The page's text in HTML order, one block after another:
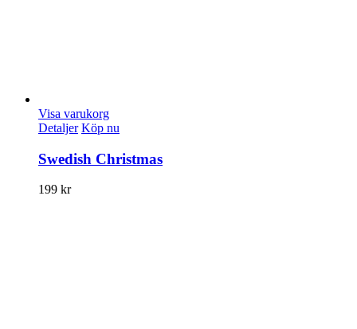
Visa varukorg
Detaljer Köp nu
Swedish Christmas
199 kr